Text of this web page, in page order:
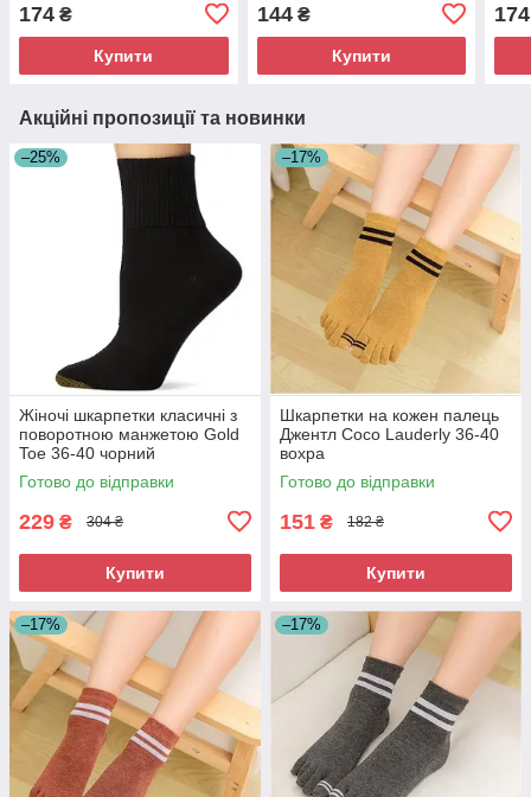
174 ₴
Купити
144₴
Купити
174
Акційні пропозиції та новинки
–25%
Жіночі шкарпетки класичні з
поворотною манжетою Gold
Toe 36-40 чорний
Готово до відправки
229 ₴ 304 ₴
Купити
–17%
Шкарпетки на кожен палець
Джентл Coco Lauderly 36-40
вохра
Готово до відправки
151 ₴ 182 ₴
Купити
–17% –17%